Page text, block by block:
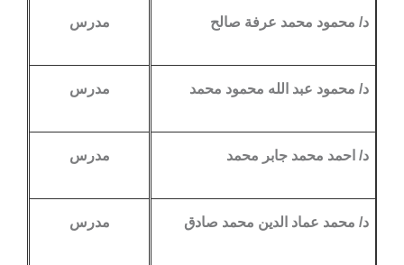
د/ محمود محمد عرفة صالح مدرس
د/ محمود عبد الله محمود محمد مدرس
د/ احمد محمد جابر محمد مدرس
د/ محمد عماد الدين محمد صادق مدرس